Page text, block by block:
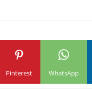
Pinterest WhatsApp